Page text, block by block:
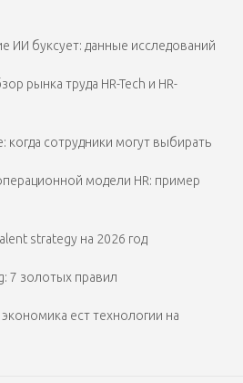
ИИ буксует: данные исследований
рынка труда HR-Tech и HR-
когда сотрудники могут выбирать
модели HR: пример
strategy на 2026 год
7 золотых правил
экономика ест технологии на